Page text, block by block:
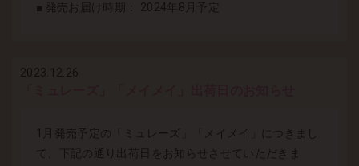
■ 発売お届け時期： 2024年8月予定
2023.12.26
1月発売予定の「ミュレーズ」「メイメイ」につきまし
て、下記の通り出荷日をお知らせさせていただきま